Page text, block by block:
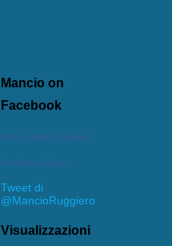
Mancio on
Facebook
Mancio Mario Ruggiero
Crea il tuo badge
Tweet di
@MancioRuggiero
Visualizzazioni